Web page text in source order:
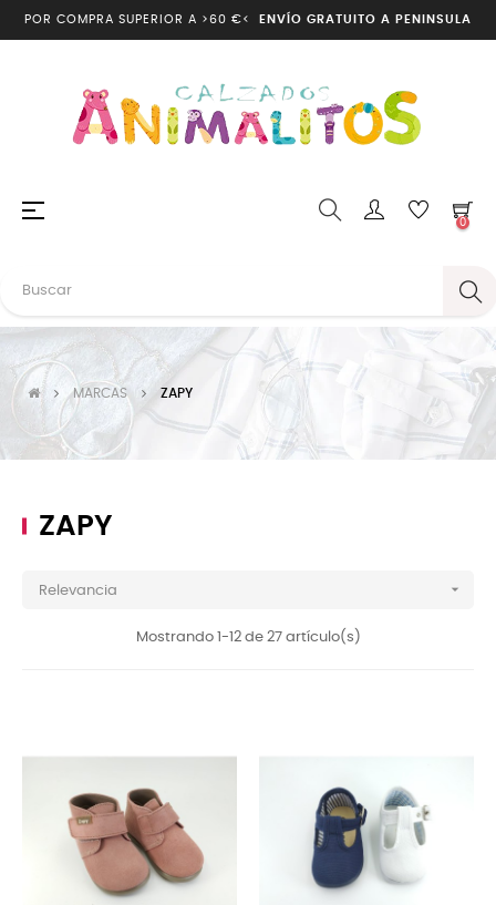
POR COMPRA SUPERIOR A >60 €< ENVÍO GRATUITO A PENINSULA
Navegación
☰
0
MARCAS ZAPY
ZAPY
Relevancia 
Mostrando 1-12 de 27 artículo(s)